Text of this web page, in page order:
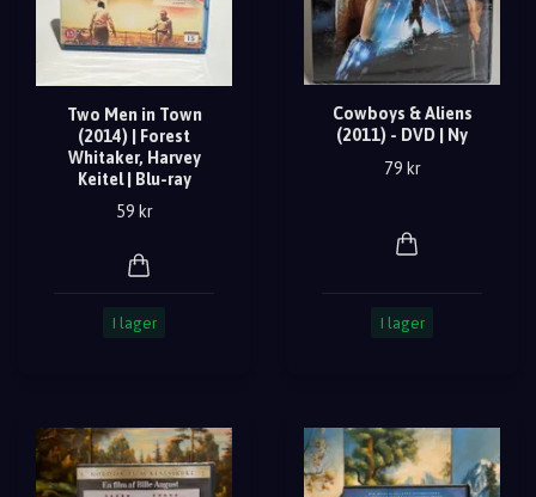
Two Men in Town
(2014) | Forest
Whitaker, Harvey
Keitel | Blu-ray
59 kr
I lager
Cowboys & Aliens
(2011) - DVD | Ny
79 kr
I lager